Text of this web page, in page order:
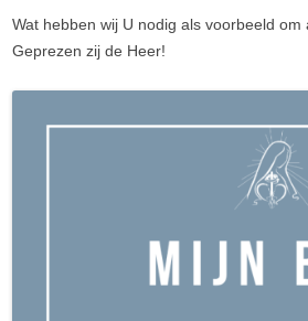
Wat hebben wij U nodig als voorbeeld
Geprezen zij de Heer!